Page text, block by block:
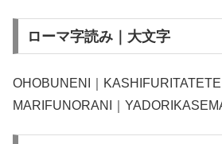
ローマ字読み｜大文字
OHOBUNENI｜KASHIFURITATETE
MARIFUNORANI｜